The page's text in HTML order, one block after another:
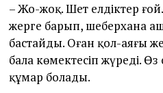
– Жо-жоқ. Шет елдіктер
жерге барып, шеберхана
бастайды. Оған қол-аяғы
бала көмектесіп жүреді. Өз
құмар болады.